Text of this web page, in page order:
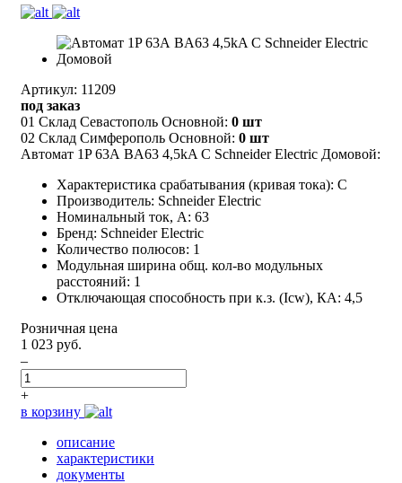
Артикул: 11209
под заказ
01 Склад Севастополь Основной: 0 шт
02 Склад Симферополь Основной: 0 шт
Автомат 1P 63А BA63 4,5kA С Schneider Electric Домовой:
Характеристика срабатывания (кривая тока): C
Производитель: Schneider Electric
Номинальный ток, А: 63
Бренд: Schneider Electric
Количество полюсов: 1
Модульная ширина общ. кол-во модульных
расстояний: 1
Отключающая способность при к.з. (Icw), КА: 4,5
Розничная цена
1 023 руб.
–
+
в корзину
описание
характеристики
документы